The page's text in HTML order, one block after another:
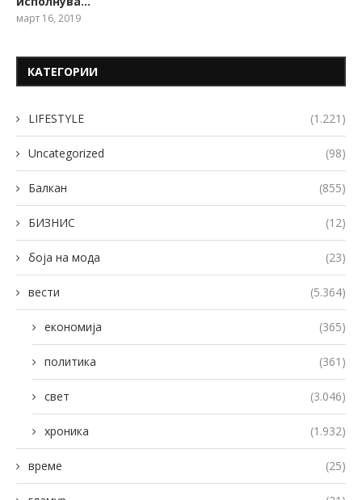
март 16, 2019
КАТЕГОРИИ
LIFESTYLE (1.221)
Uncategorized (98)
Балкан (855)
БИЗНИС (12)
боја на мода (23)
вести (5.364)
економија (365)
политика (361)
свет (3.046)
хроника (1.932)
време (25)